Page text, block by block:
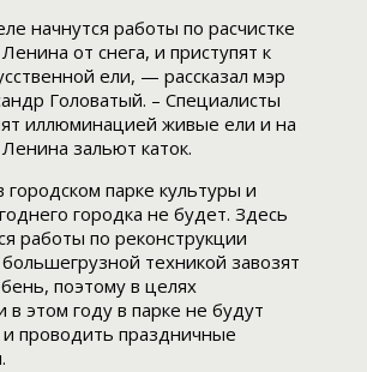
начнутся работы по расчистке
от снега, и приступят к
ели, — рассказал мэр
Головатый. – Специалисты
иллюминацией живые ели и на
зальют каток.
городском парке культуры и
городка не будет. Здесь
работы по реконструкции
техникой завозят
поэтому в целях
в этом году в парке не будут
и проводить праздничные